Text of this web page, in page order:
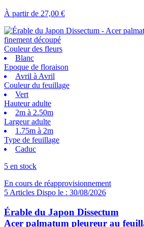
À partir de 27,00 €
Couleur des fleurs
Blanc
Epoque de floraison
Avril à Avril
Couleur du feuillage
Vert
Hauteur adulte
2m à 2.50m
Largeur adulte
1.75m à 2m
Type de feuillage
Caduc
5 en stock
En cours de réapprovisionnement
5 Articles Dispo le : 30/08/2026
Érable du Japon Dissectum
Acer palmatum pleureur au